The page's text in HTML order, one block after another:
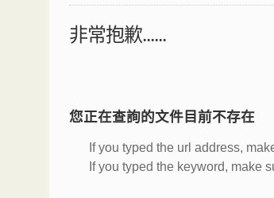
非常抱歉......
您正在查詢的文件目前不存在
If you typed the url address,
If you typed the keyword, make